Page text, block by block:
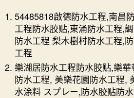
54485818啟德防水工程,南昌
工程防水胶贴,東涌防水工程,
防水工程 梨木樹村防水工程,
工程
樂湖居防水工程防水胶贴,樂
防水工程, 美樂花園防水工程,
水涂料 スプレー,防水胶贴防